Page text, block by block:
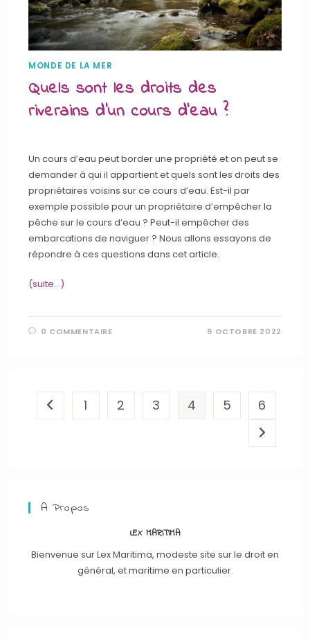
MONDE DE LA MER
Quels sont les droits des
riverains d’un cours d’eau ?
Un cours d’eau peut border une propriété et on peut se
demander à qui il appartient et quels sont les droits des
propriétaires voisins sur ce cours d’eau. Est-il par
exemple possible pour un propriétaire d’empêcher la
pêche sur le cours d’eau ? Peut-il empêcher des
embarcations de naviguer ? Nous allons essayons de
répondre à ces questions dans cet article.
(suite…)
0 COMMENTAIRE 9 OCTOBRE 2022
Go to the previous page
1 2 3 4 5 6
Aller à la
A Propos
LEX MARITIMA
Bienvenue sur Lex Maritima, modeste site sur le droit en
général, et maritime en particulier.